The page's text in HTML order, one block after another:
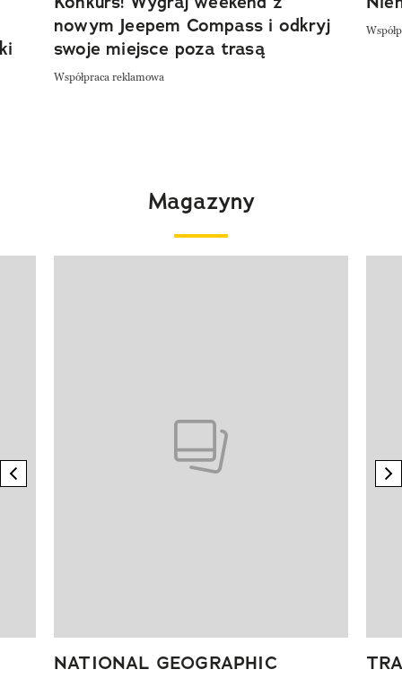
nowym Jeepem Compass i odkryj
swoje miejsce poza trasą
Współpraca reklamowa
Magazyny
previous element
NATIONAL GEOGRAPHIC